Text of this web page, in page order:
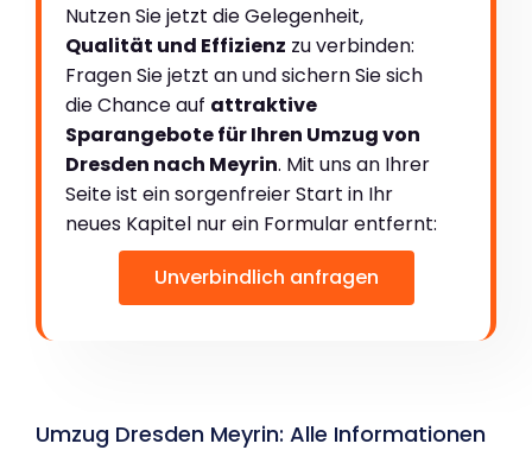
Nutzen Sie jetzt die Gelegenheit,
Qualität und Effizienz zu verbinden:
Fragen Sie jetzt an und sichern Sie sich
die Chance auf attraktive
Sparangebote für Ihren Umzug von
Dresden nach Meyrin. Mit uns an Ihrer
Seite ist ein sorgenfreier Start in Ihr
neues Kapitel nur ein Formular entfernt:
Unverbindlich anfragen
Umzug Dresden Meyrin: Alle Informationen